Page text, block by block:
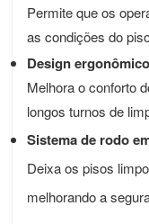
Permite que os
as condições do
Design
Melhora o conforto
longos turnos de
Sistema de rodo
Deixa os pisos
melhorando a